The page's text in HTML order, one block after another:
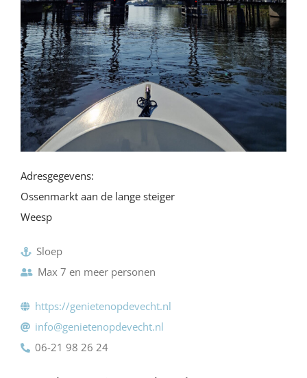
Adresgegevens:
Ossenmarkt aan de lange steiger
Weesp
Sloep
Max 7 en meer personen
https://genietenopdevecht.nl
info@genietenopdevecht.nl
06-21 98 26 24